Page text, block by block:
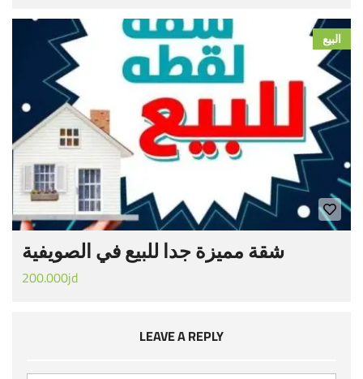
البيع
شقة مميزة جدا للبيع في الصويفية
200.000jd
LEAVE A REPLY